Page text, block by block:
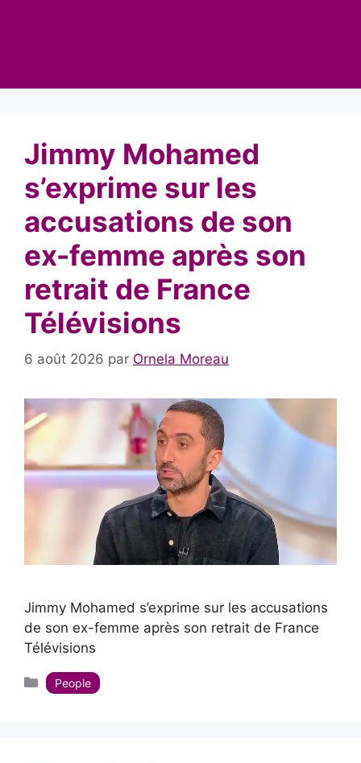
Jimmy Mohamed
s’exprime sur les
accusations de son
ex-femme après son
retrait de France
Télévisions
6 août 2026 par Ornela Moreau
Jimmy Mohamed s’exprime sur les accusations
de son ex-femme après son retrait de France
Télévisions
Catégories
People